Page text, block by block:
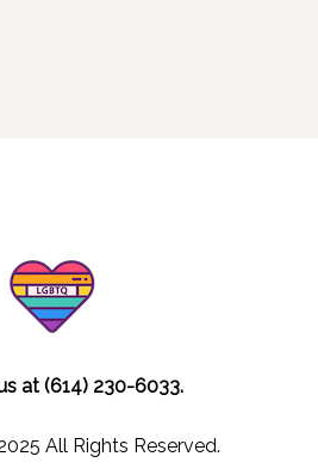
at (614) 230-6033.
All Rights Reserved.